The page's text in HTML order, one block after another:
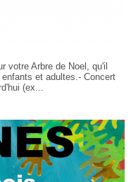
votre Arbre de Noel, qu'il
et adultes.- Concert
(ex...